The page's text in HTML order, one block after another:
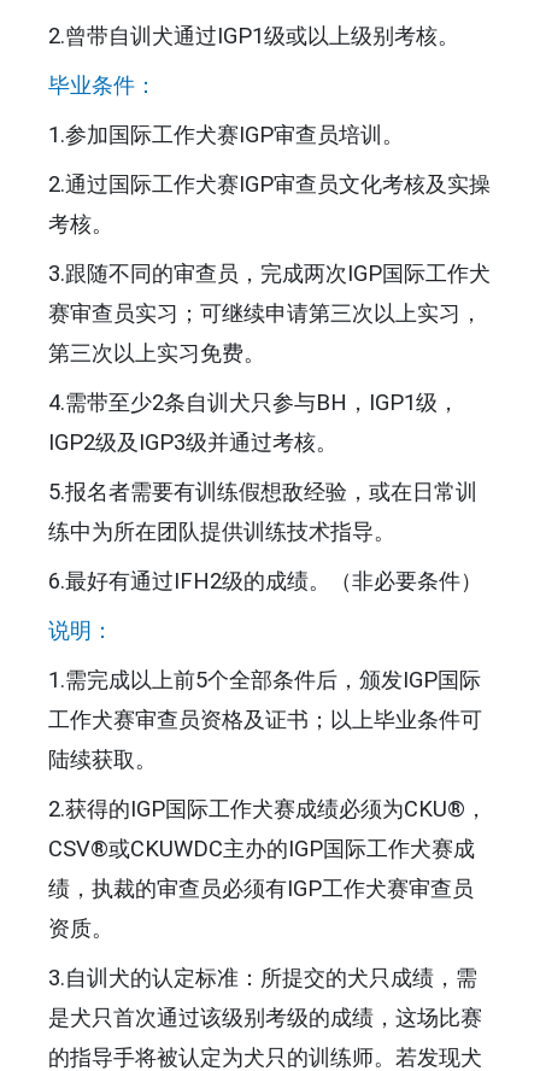
2.曾带自训犬通过IGP1级或以上级别考核。
毕业条件：
1.参加国际工作犬赛IGP审查员培训。
2.通过国际工作犬赛IGP审查员文化考核及实操
考核。
3.跟随不同的审查员，完成两次IGP国际工作犬
赛审查员实习；可继续申请第三次以上实习，
第三次以上实习免费。
4.需带至少2条自训犬只参与BH，IGP1级，
IGP2级及IGP3级并通过考核。
5.报名者需要有训练假想敌经验，或在日常训
练中为所在团队提供训练技术指导。
6.最好有通过IFH2级的成绩。（非必要条件）
说明：
1.需完成以上前5个全部条件后，颁发IGP国际
工作犬赛审查员资格及证书；以上毕业条件可
陆续获取。
2.获得的IGP国际工作犬赛成绩必须为CKU®，
CSV®或CKUWDC主办的IGP国际工作犬赛成
绩，执裁的审查员必须有IGP工作犬赛审查员
资质。
3.自训犬的认定标准：所提交的犬只成绩，需
是犬只首次通过该级别考级的成绩，这场比赛
的指导手将被认定为犬只的训练师。若发现犬